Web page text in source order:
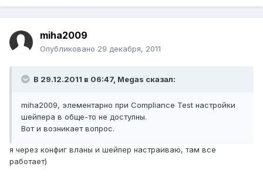
miha2009
Опубликовано 29 декабря, 2011
В 29.12.2011 в 06:47, Megas сказал:
miha2009, элементарно при Compliance Test настройки
шейпера в обще-то не доступны.
Вот и возникает вопрос.
я через конфиг вланы и шейпер настраиваю, там все
работает)